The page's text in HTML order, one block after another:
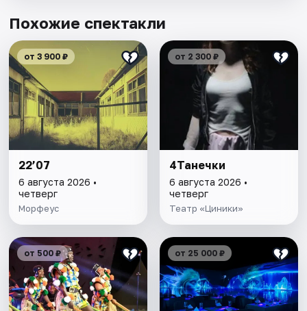
Похожие спектакли
от 3 900 ₽
22’07
6 августа 2026 •
четверг
Морфеус
от 2 300 ₽
4Танечки
6 августа 2026 •
четверг
Театр «Циники»
от 500 ₽ от 25 000 ₽